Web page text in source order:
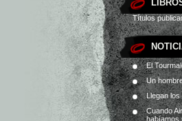
Títulos
El
Un
Llegan
Cuando
habíamos